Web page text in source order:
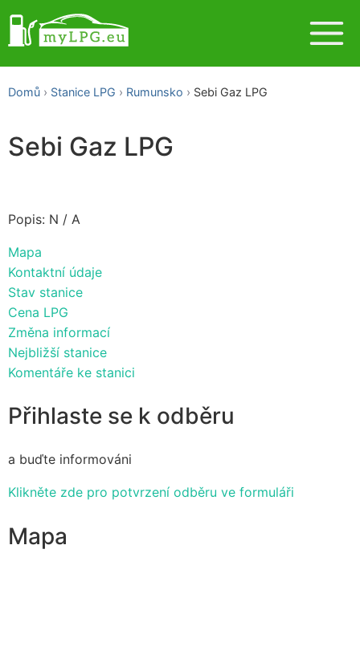
Domů Stanice LPG Rumunsko Sebi Gaz LPG
Sebi Gaz LPG
Popis: N / A
Mapa
Kontaktní údaje
Stav stanice
Cena LPG
Změna informací
Nejbližší stanice
Komentáře ke stanici
Přihlaste se k odběru
a buďte informováni
Klikněte zde pro potvrzení odběru ve formuláři
Mapa